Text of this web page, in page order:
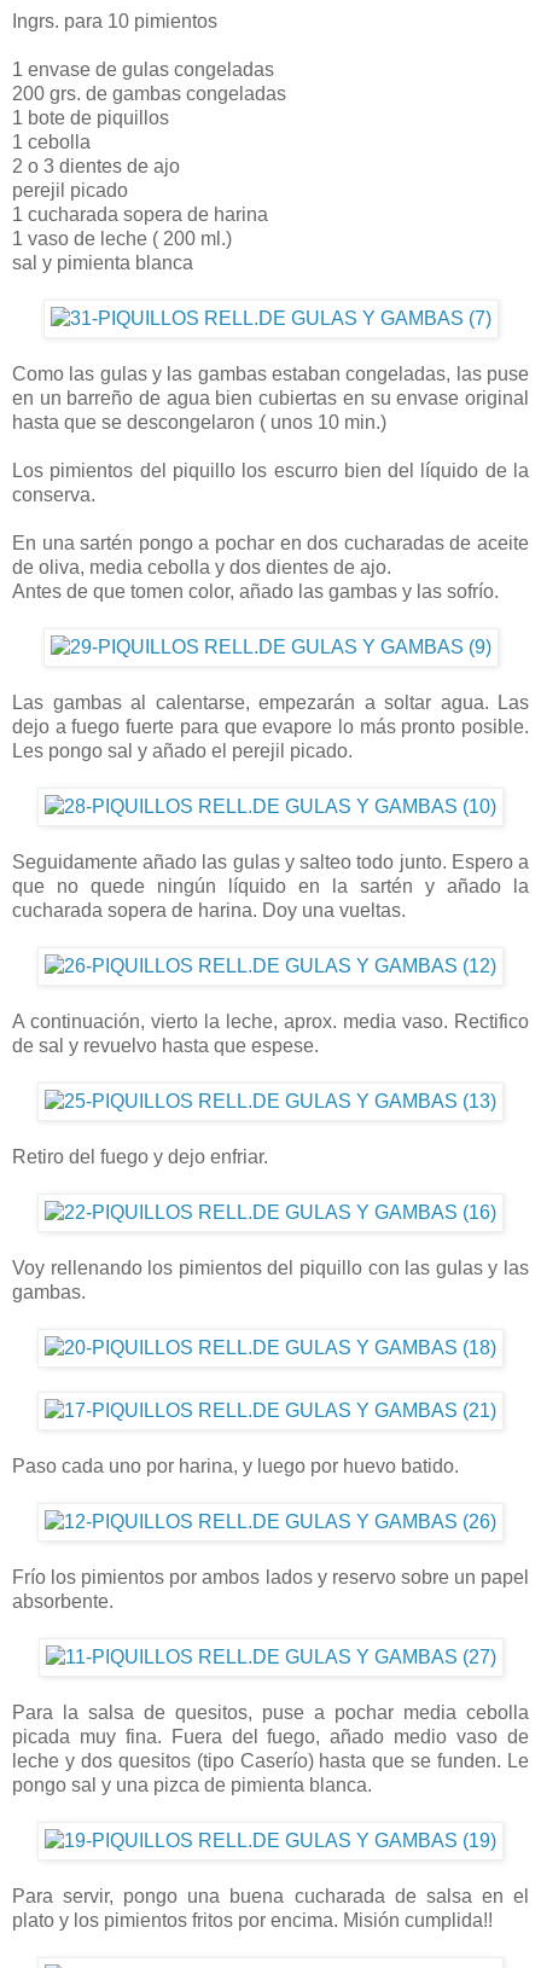
Ingrs. para 10 pimientos
1 envase de gulas congeladas
200 grs. de gambas congeladas
1 bote de piquillos
1 cebolla
2 o 3 dientes de ajo
perejil picado
1 cucharada sopera de harina
1 vaso de leche ( 200 ml.)
sal y pimienta blanca
Como las gulas y las gambas estaban congeladas, las puse
en un barreño de agua bien cubiertas en su envase original
hasta que se descongelaron ( unos 10 min.)
Los pimientos del piquillo los escurro bien del líquido de la
conserva.
En una sartén pongo a pochar en dos cucharadas de aceite
de oliva, media cebolla y dos dientes de ajo.
Antes de que tomen color, añado las gambas y las sofrío.
Las gambas al calentarse, empezarán a soltar agua. Las
dejo a fuego fuerte para que evapore lo más pronto posible.
Les pongo sal y añado el perejil picado.
Seguidamente añado las gulas y salteo todo junto. Espero a
que no quede ningún líquido en la sartén y añado la
cucharada sopera de harina. Doy una vueltas.
A continuación, vierto la leche, aprox. media vaso. Rectifico
de sal y revuelvo hasta que espese.
Retiro del fuego y dejo enfriar.
Voy rellenando los pimientos del piquillo con las gulas y las
gambas.
Paso cada uno por harina, y luego por huevo batido.
Frío los pimientos por ambos lados y reservo sobre un papel
absorbente.
Para la salsa de quesitos, puse a pochar media cebolla
picada muy fina. Fuera del fuego, añado medio vaso de
leche y dos quesitos (tipo Caserío) hasta que se funden. Le
pongo sal y una pizca de pimienta blanca.
Para servir, pongo una buena cucharada de salsa en el
plato y los pimientos fritos por encima. Misión cumplida!!